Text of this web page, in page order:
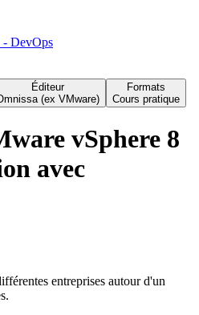
DevOps
Éditeur
(ex VMware)
Formats
Cours pratique
vSphere 8
avec
entreprises autour d'un